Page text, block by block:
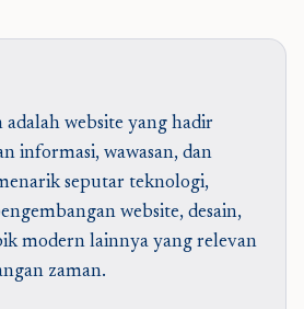
adalah website yang hadir
informasi, wawasan, dan
seputar teknologi,
website, desain,
modern lainnya yang relevan
zaman.